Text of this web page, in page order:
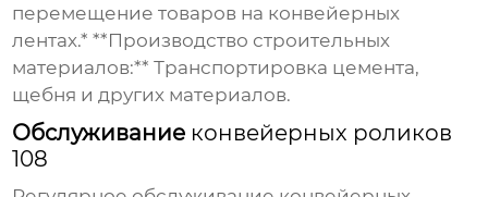
перемещение товаров на конвейерных
лентах.* **Производство строительных
материалов:** Транспортировка цемента,
щебня и других материалов.
Обслуживание конвейерных роликов
108